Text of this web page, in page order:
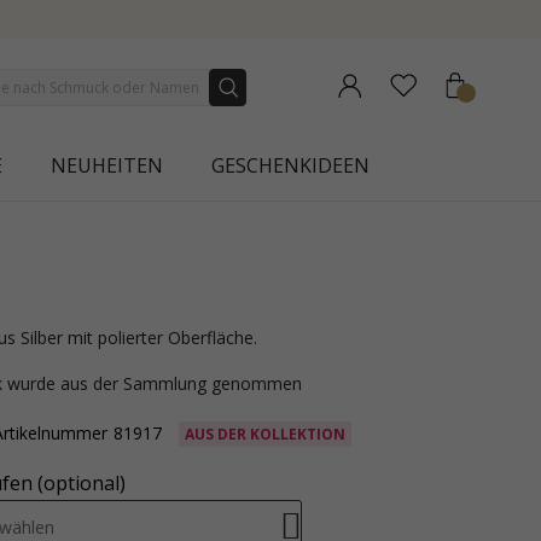
NEUHEITEN GESCHENKIDEEN
Silber mit polierter Oberfläche.
wurde aus der Sammlung genommen
81917 AUS DER KOLLEKTION
(optional)